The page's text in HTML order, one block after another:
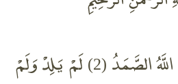
قُلْ هُوَ اللَّهُ أَحَدٌ (1) اللَّهُ الصَّمَدُ (2) لَمْ يَلِدْ وَلَمْ